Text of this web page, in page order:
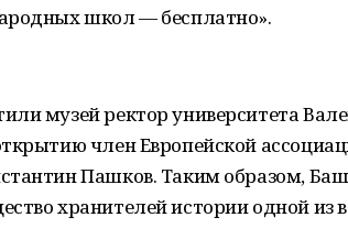
школ — бесплатно».
музей ректор университета
член Европейской
Пашков. Таким образом,
хранителей истории одной из